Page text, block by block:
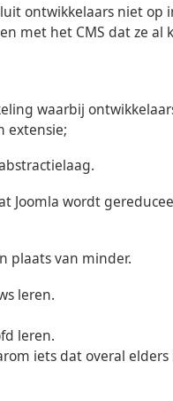
ontwikkelaars niet op
met het CMS dat ze al
waarbij
extensie;
Joomla wordt
plaats van minder.
leren.
leren.
iets dat overal elders